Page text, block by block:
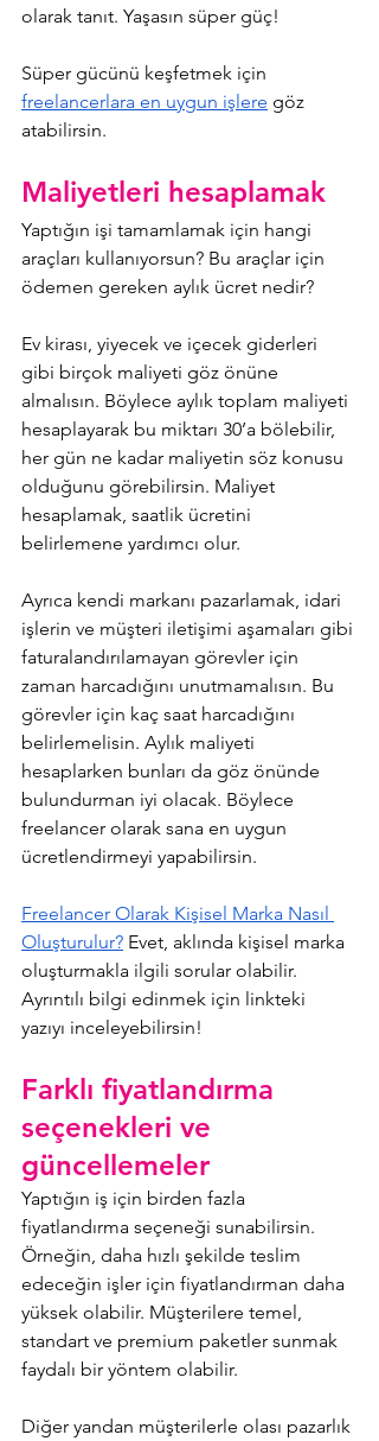
olarak tanıt. Yaşasın süper güç!
Süper gücünü keşfetmek için
freelancerlara en uygun işlere göz
atabilirsin.
Maliyetleri hesaplamak
Yaptığın işi tamamlamak için hangi
araçları kullanıyorsun? Bu araçlar için
ödemen gereken aylık ücret nedir?
Ev kirası, yiyecek ve içecek giderleri
gibi birçok maliyeti göz önüne
almalısın. Böylece aylık toplam maliyeti
hesaplayarak bu miktarı 30’a bölebilir,
her gün ne kadar maliyetin söz konusu
olduğunu görebilirsin. Maliyet
hesaplamak, saatlik ücretini
belirlemene yardımcı olur.
Ayrıca kendi markanı pazarlamak, idari
işlerin ve müşteri iletişimi aşamaları gibi
faturalandırılamayan görevler için
zaman harcadığını unutmamalısın. Bu
görevler için kaç saat harcadığını
belirlemelisin. Aylık maliyeti
hesaplarken bunları da göz önünde
bulundurman iyi olacak. Böylece
freelancer olarak sana en uygun
ücretlendirmeyi yapabilirsin.
Freelancer Olarak Kişisel Marka Nasıl
Oluşturulur? Evet, aklında kişisel marka
oluşturmakla ilgili sorular olabilir.
Ayrıntılı bilgi edinmek için linkteki
yazıyı inceleyebilirsin!
Farklı fiyatlandırma
seçenekleri ve
güncellemeler
Yaptığın iş için birden fazla
fiyatlandırma seçeneği sunabilirsin.
Örneğin, daha hızlı şekilde teslim
edeceğin işler için fiyatlandırman daha
yüksek olabilir. Müşterilere temel,
standart ve premium paketler sunmak
faydalı bir yöntem olabilir.
Diğer yandan müşterilerle olası pazarlık